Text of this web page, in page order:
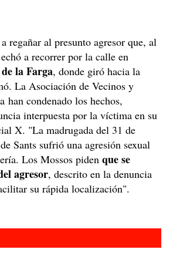
regañar al presunto agresor que, al
a recorrer por la calle en
la Farga, donde giró hacia la
La Asociación de Vecinos y
han condenado los hechos,
interpuesta por la víctima en su
X. "La madrugada del 31 de
Sants sufrió una agresión sexual
Los Mossos piden que se
agresor, descrito en la denuncia
su rápida localización".